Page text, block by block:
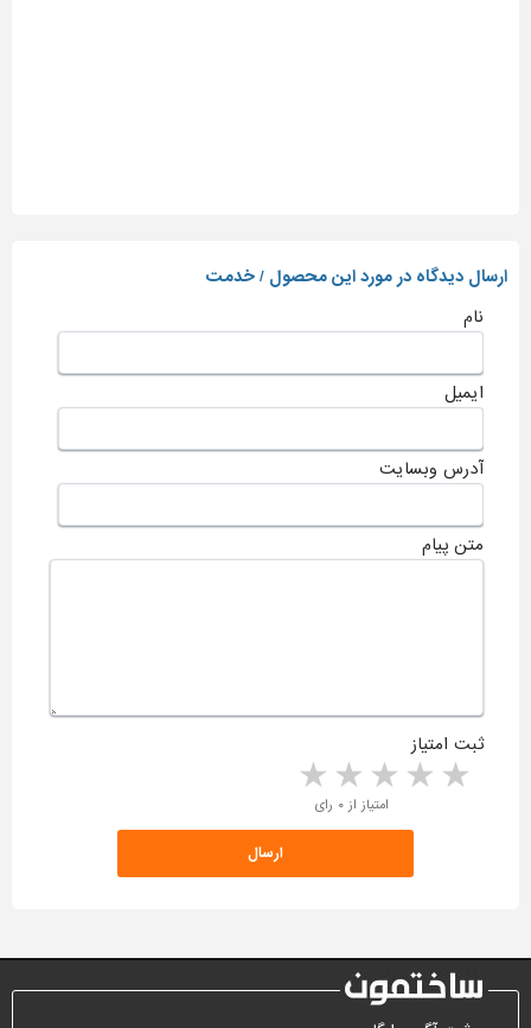
ارسال دیدگاه در مورد این محصول / خدمت
نام
ایمیل
آدرس وبسایت
متن پیام
ثبت امتیاز
4 stars 3 stars 2 stars 1 star امتیاز از ۰ رای